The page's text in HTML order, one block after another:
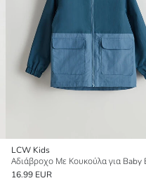
LCW Kids
Αδιάβροχο Με Κουκούλα για Baby
16.99 EUR